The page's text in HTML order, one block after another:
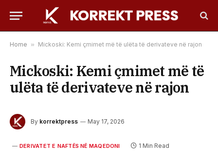
Home » Mickoski: Kemi çmimet më të ulëta të derivateve në rajon
Mickoski: Kemi çmimet më të
ulëta të derivateve në rajon
By korrektpress May 17, 2026
DERIVATET E NAFTËS NË MAQEDONI 1 Min Read